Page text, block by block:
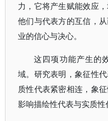
力，它将产生赋能效应
他们与代表方的互信，
业的信心与决心。
这四项功能产生的
域。研究表明，象征性
质性代表紧密相连，象
影响描绘性代表与实质性